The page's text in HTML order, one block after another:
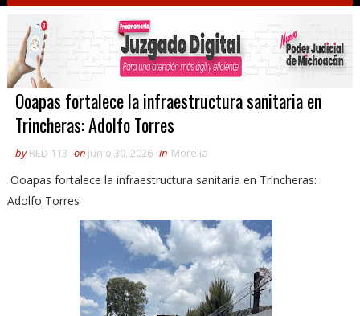
Ooapas fortalece la infraestructura sanitaria en
Trincheras: Adolfo Torres
by RED 113 on junio 30, 2026 in Morelia
Ooapas fortalece la infraestructura sanitaria en Trincheras:
Adolfo Torres